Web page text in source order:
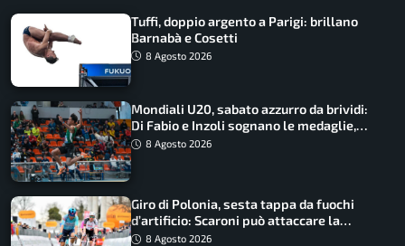
Tuffi, doppio argento a Parigi: brillano
Barnabà e Cosetti
8 Agosto 2026
Mondiali U20, sabato azzurro da brividi:
Di Fabio e Inzoli sognano le medaglie,
Castellani e Succo in finale
8 Agosto 2026
Giro di Polonia, sesta tappa da fuochi
d’artificio: Scaroni può attaccare la
maglia di Lemmen
8 Agosto 2026